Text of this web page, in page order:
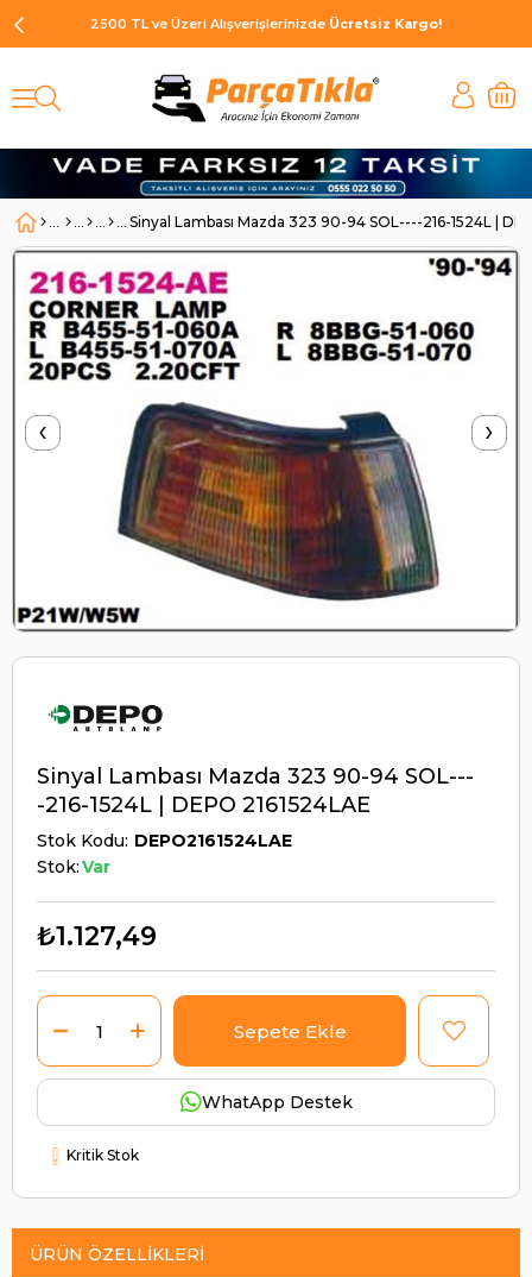
2500 TL ve Üzeri Alışverişlerinizde Ücretsiz Kargo!
Sinyal Lambası Mazda 323 90-94 SOL----216-1524L |
‹ ›
Sinyal Lambası Mazda 323 90-94 SOL---
-216-1524L | DEPO 2161524LAE
Stok Kodu DEPO2161524LAE
Stok:Var
₺1.127,49
WhatApp Destek
Kritik Stok
ÜRÜN ÖZELLIKLERI